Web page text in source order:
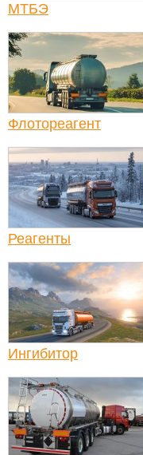
МТБЭ
Флотореагент
Реагенты
Ингибитор